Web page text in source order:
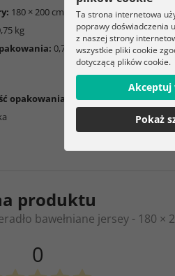
180 × 200 cm
kg
0,76 kg
opakowania:
produktu
bawełniane jersey - 180 ×
0
Ta strona internetowa
poprawy doświadczenia
z naszej strony
wszystkie pliki cookie
dotyczącą plików cookie.
Akceptuj
Pokaż